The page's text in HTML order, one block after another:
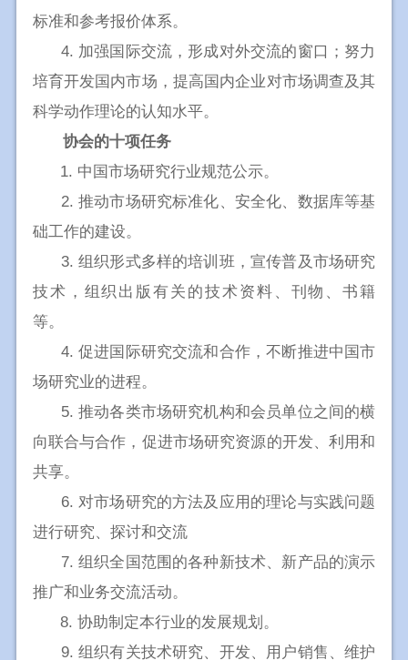
标准和参考报价体系。
4. 加强国际交流，形成对外交流的窗口；努力
培育开发国内市场，提高国内企业对市场调查及其
科学动作理论的认知水平。
协会的十项任务
1. 中国市场研究行业规范公示。
2. 推动市场研究标准化、安全化、数据库等基
础工作的建设。
3. 组织形式多样的培训班，宣传普及市场研究
技术，组织出版有关的技术资料、刊物、书籍
等。
4. 促进国际研究交流和合作，不断推进中国市
场研究业的进程。
5. 推动各类市场研究机构和会员单位之间的横
向联合与合作，促进市场研究资源的开发、利用和
共享。
6. 对市场研究的方法及应用的理论与实践问题
进行研究、探讨和交流
7. 组织全国范围的各种新技术、新产品的演示
推广和业务交流活动。
8. 协助制定本行业的发展规划。
9. 组织有关技术研究、开发、用户销售、维护